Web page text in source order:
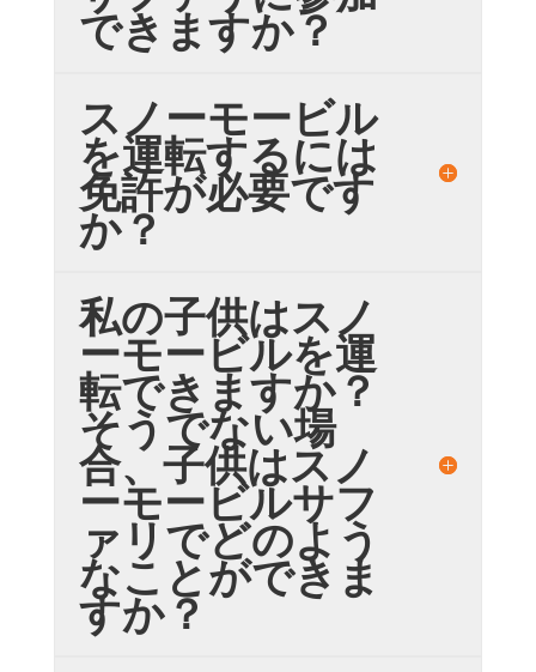
できますか？
スノーモービル
を運転するには
免許が必要です
か？
私の子供はスノ
ーモービルを運
転できますか？
そうでない場
合、子供はスノ
ーモービルサフ
ァリでどのよう
なことができま
すか？